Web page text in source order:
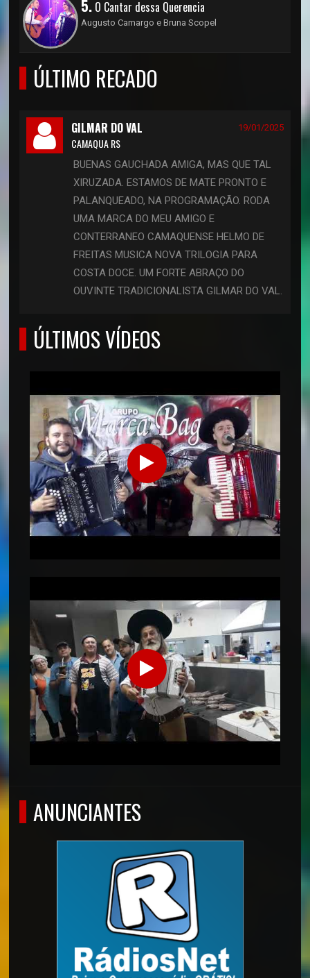
5. O Cantar dessa Querencia
Augusto Camargo e Bruna Scopel
ÚLTIMO RECADO
GILMAR DO VAL 19/01/2025
CAMAQUA RS
BUENAS GAUCHADA AMIGA, MAS QUE TAL
XIRUZADA. ESTAMOS DE MATE PRONTO E
PALANQUEADO, NA PROGRAMAÇÃO. RODA
UMA MARCA DO MEU AMIGO E
CONTERRANEO CAMAQUENSE HELMO DE
FREITAS MUSICA NOVA TRILOGIA PARA
COSTA DOCE. UM FORTE ABRAÇO DO
OUVINTE TRADICIONALISTA GILMAR DO VAL.
ÚLTIMOS VÍDEOS
ANUNCIANTES